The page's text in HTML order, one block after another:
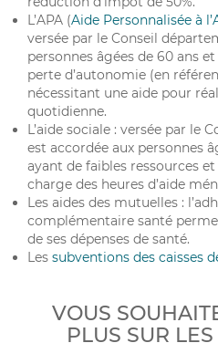
L’APA (Aide Personnalisée à
versée par le Conseil
personnes âgées de 60 ans
perte d’autonomie (en
nécessitant une aide pour
quotidienne.
L’aide sociale : versée par le
est accordée aux personnes
ayant de faibles ressources
charge des heures d’aide
Les aides des mutuelles :
complémentaire santé
de ses dépenses de santé.
Les subventions des caisses
VOUS
PLUS SUR